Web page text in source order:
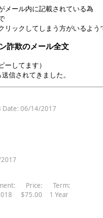
メール内に記載されている為
リックしてしまう方がいるよう
詐欺のメール全文
してます）
されてきました。
Date: 06/14/2017
2017
Price: Term:
$75.00 1 Year